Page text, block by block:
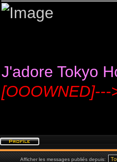
J'adore Tokyo
[OOOWNED]---
Afficher les messages publiés depuis: